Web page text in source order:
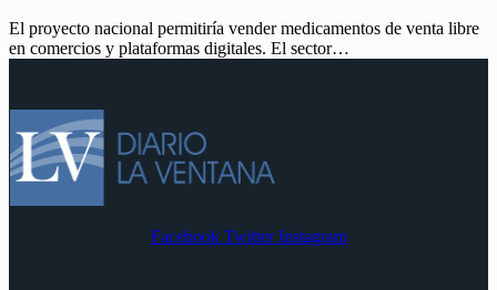
El proyecto nacional permitiría vender medicamentos de venta libre
en comercios y plataformas digitales. El sector…
Facebook Twitter Instagram